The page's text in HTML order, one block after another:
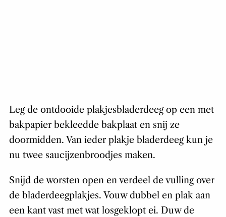
Leg de ontdooide plakjesbladerdeeg op een met
bakpapier bekleedde bakplaat en snij ze
doormidden. Van ieder plakje bladerdeeg kun je
nu twee saucijzenbroodjes maken.
Snijd de worsten open en verdeel de vulling over
de bladerdeegplakjes. Vouw dubbel en plak aan
een kant vast met wat losgeklopt ei. Duw de